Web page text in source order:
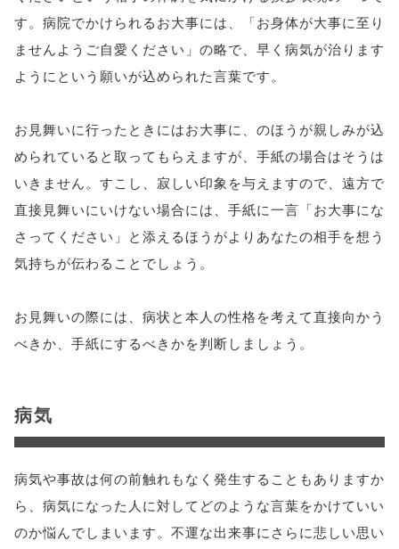
す。病院でかけられるお大事には、「お身体が大事に至り
ませんようご自愛ください」の略で、早く病気が治ります
ようにという願いが込められた言葉です。
お見舞いに行ったときにはお大事に、のほうが親しみが込
められていると取ってもらえますが、手紙の場合はそうは
いきません。すこし、寂しい印象を与えますので、遠方で
直接見舞いにいけない場合には、手紙に一言「お大事にな
さってください」と添えるほうがよりあなたの相手を想う
気持ちが伝わることでしょう。
お見舞いの際には、病状と本人の性格を考えて直接向かう
べきか、手紙にするべきかを判断しましょう。
病気
病気や事故は何の前触れもなく発生することもありますか
ら、病気になった人に対してどのような言葉をかけていい
のか悩んでしまいます。不運な出来事にさらに悲しい思い